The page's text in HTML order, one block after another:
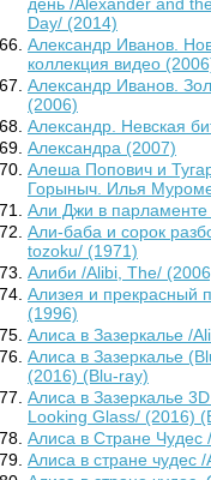
Day/ (2014)
Александр Иванов.
коллекция видео
Александр Иванов.
(2006)
Александр. Невская
Александра (2007)
Алеша Попович и
Горыныч. Илья
Али Джи в
Али-баба и сорок
tozoku/ (1971)
Алиби /Alibi, The/
Ализея и прекрасный
(1996)
Алиса в Зазеркалье /
Алиса в Зазеркалье
(2016) (Blu-ray)
Алиса в Зазеркалье
Looking Glass/ (2016)
Алиса в Стране Чудес
Алиса в стране чудес